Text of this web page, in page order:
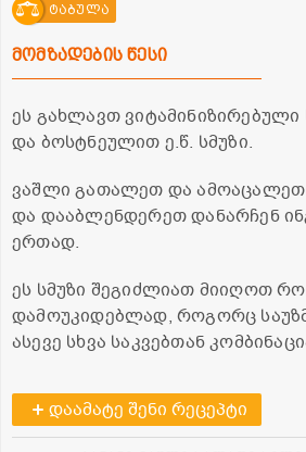
ტაბულა
მომზადების წესი
ეს გახლავთ
და ბოსტნეულით ე.წ. სმუზი.
ვაშლი გათალეთ და
და დააბლენდერეთ დანარჩენ
ერთად.
ეს სმუზი შეგიძლიათ მიიღოთ
დამოუკიდებლად, როგორც
ასევე სხვა საკვებთან
დაამატე შენი რეცეპტი